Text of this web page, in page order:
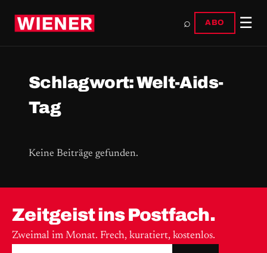
⌕ ABO ☰
Schlagwort:Welt-Aids-
Tag
Keine Beiträge gefunden.
Zeitgeist ins Postfach.
Zweimal im Monat. Frech, kuratiert, kostenlos.